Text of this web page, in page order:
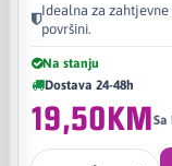
Idealna za
površini.
Na stanju
Dostava 24-48h
19,50KMSa